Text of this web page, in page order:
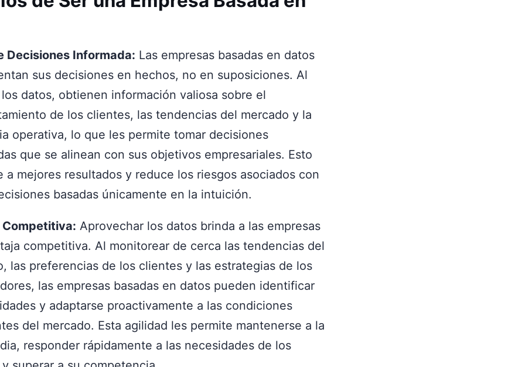
Decisiones Informada: Las empresas basadas en datos
sus decisiones en hechos, no en suposiciones. Al
datos, obtienen información valiosa sobre el
de los clientes, las tendencias del mercado y la
operativa, lo que les permite tomar decisiones
que se alinean con sus objetivos empresariales. Esto
a mejores resultados y reduce los riesgos asociados con
basadas únicamente en la intuición.
Aprovechar los datos brinda a las empresas
competitiva. Al monitorear de cerca las tendencias del
las preferencias de los clientes y las estrategias de los
las empresas basadas en datos pueden identificar
y adaptarse proactivamente a las condiciones
del mercado. Esta agilidad les permite mantenerse a la
responder rápidamente a las necesidades de los